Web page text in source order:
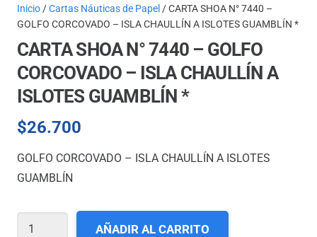
Inicio /Cartas Náuticas de Papel / CARTA SHOA N° 7440 –
GOLFO CORCOVADO – ISLA CHAULLÍN A ISLOTES GUAMBLÍN *
CARTA SHOA N° 7440 – GOLFO
CORCOVADO – ISLA CHAULLÍN A
ISLOTES GUAMBLÍN *
$26.700
GOLFO CORCOVADO – ISLA CHAULLÍN A ISLOTES
GUAMBLÍN
AÑADIR AL CARRITO